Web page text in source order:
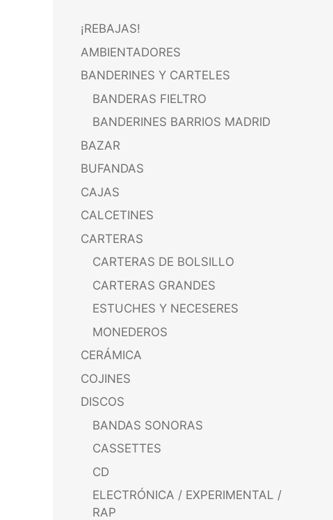
¡REBAJAS!
AMBIENTADORES
BANDERINES Y CARTELES
BANDERAS FIELTRO
BANDERINES BARRIOS MADRID
BAZAR
BUFANDAS
CAJAS
CALCETINES
CARTERAS
CARTERAS DE BOLSILLO
CARTERAS GRANDES
ESTUCHES Y NECESERES
MONEDEROS
CERÁMICA
COJINES
DISCOS
BANDAS SONORAS
CASSETTES
CD
ELECTRÓNICA / EXPERIMENTAL /
RAP